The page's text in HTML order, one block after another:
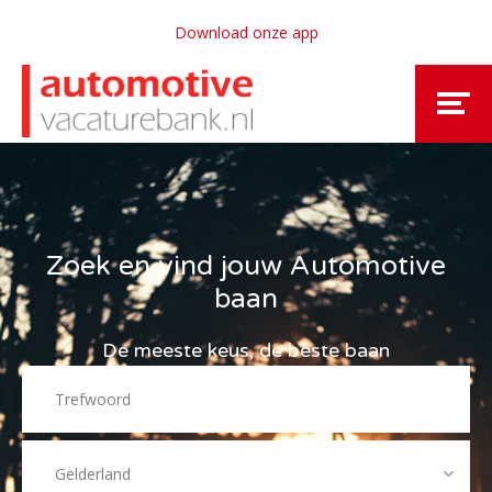
Download onze app
Zoek en vind jouw Automotive
baan
De meeste keus, de beste baan